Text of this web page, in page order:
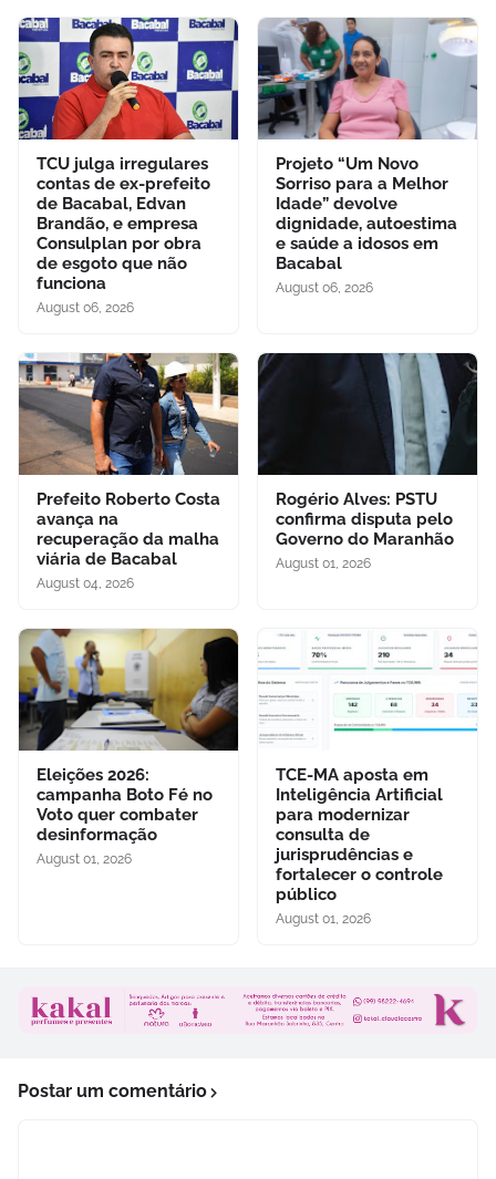
TCU julga irregulares
contas de ex-prefeito
de Bacabal, Edvan
Brandão, e empresa
Consulplan por obra
de esgoto que não
funciona
August 06, 2026
Projeto “Um Novo
Sorriso para a Melhor
Idade” devolve
dignidade, autoestima
e saúde a idosos em
Bacabal
August 06, 2026
Prefeito Roberto Costa
avança na
recuperação da malha
viária de Bacabal
August 04, 2026
Rogério Alves: PSTU
confirma disputa pelo
Governo do Maranhão
August 01, 2026
Eleições 2026:
campanha Boto Fé no
Voto quer combater
desinformação
August 01, 2026
TCE-MA aposta em
Inteligência Artificial
para modernizar
consulta de
jurisprudências e
fortalecer o controle
público
August 01, 2026
Postar um comentário